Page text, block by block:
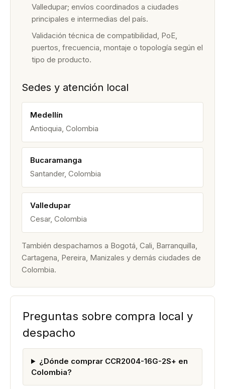
Valledupar; envíos coordinados a ciudades
principales e intermedias del país.
Validación técnica de compatibilidad, PoE,
puertos, frecuencia, montaje o topología según el
tipo de producto.
Sedes y atención local
Medellín
Antioquia, Colombia
Bucaramanga
Santander, Colombia
Valledupar
Cesar, Colombia
También despachamos a Bogotá, Cali, Barranquilla,
Cartagena, Pereira, Manizales y demás ciudades de
Colombia.
Preguntas sobre compra local y
despacho
¿Dónde comprar CCR2004-16G-2S+ en
Colombia?